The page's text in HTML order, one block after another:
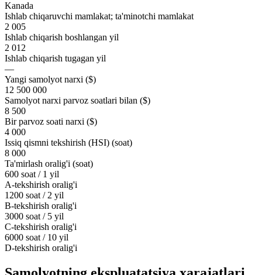
Kanada
Ishlab chiqaruvchi mamlakat; ta'minotchi mamlakat
2 005
Ishlab chiqarish boshlangan yil
2 012
Ishlab chiqarish tugagan yil
—
Yangi samolyot narxi ($)
12 500 000
Samolyot narxi parvoz soatlari bilan ($)
8 500
Bir parvoz soati narxi ($)
4 000
Issiq qismni tekshirish (HSI) (soat)
8 000
Ta'mirlash oralig'i (soat)
600 soat / 1 yil
A-tekshirish oralig'i
1200 soat / 2 yil
B-tekshirish oralig'i
3000 soat / 5 yil
C-tekshirish oralig'i
6000 soat / 10 yil
D-tekshirish oralig'i